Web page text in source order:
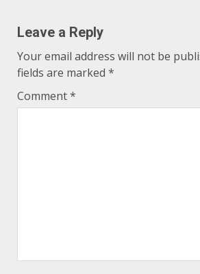
Leave a Reply
Your email address will not be
fields are marked *
Comment*